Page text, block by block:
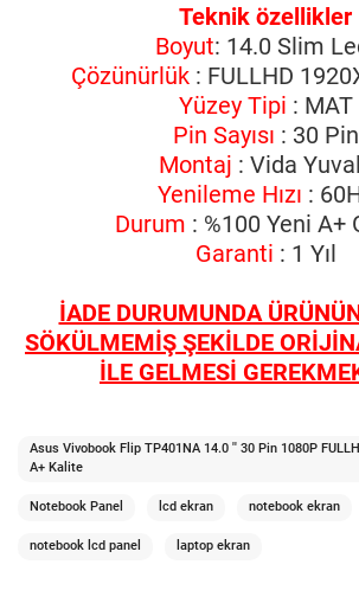
Teknik özellikler
Boyut: 14.0 Slim
Çözünürlük: FULLHD
Yüzey Tipi : MAT
Pin Sayısı : 30 Pin
Montaj : Vida
Yenileme Hızı :
Durum : %100 Yeni A+
Garanti : 1 Yıl
İADE DURUMUNDA
SÖKÜLMEMİŞ ŞEKİLDE
İLE GELMESİ
Asus Vivobook Flip TP401NA 14.0 '' 30 Pin 1080P
A+ Kalite
Notebook Panel lcd ekran notebook ekran
notebook lcd panel laptop ekran